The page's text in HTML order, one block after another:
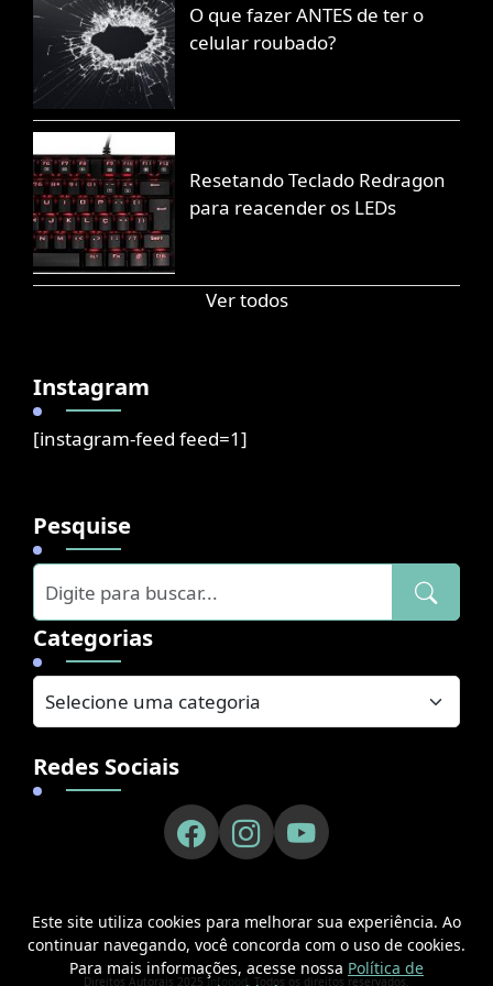
O que fazer ANTES de ter o
celular roubado?
Resetando Teclado Redragon
para reacender os LEDs
Ver todos
Instagram
[instagram-feed feed=1]
Pesquise
Categorias
Redes Sociais
Direitos Autorais 2025 Infopod. Todos os direitos reservados.
Este site utiliza cookies para melhorar sua experiência. Ao
continuar navegando, você concorda com o uso de cookies.
Para mais informações, acesse nossa Política de